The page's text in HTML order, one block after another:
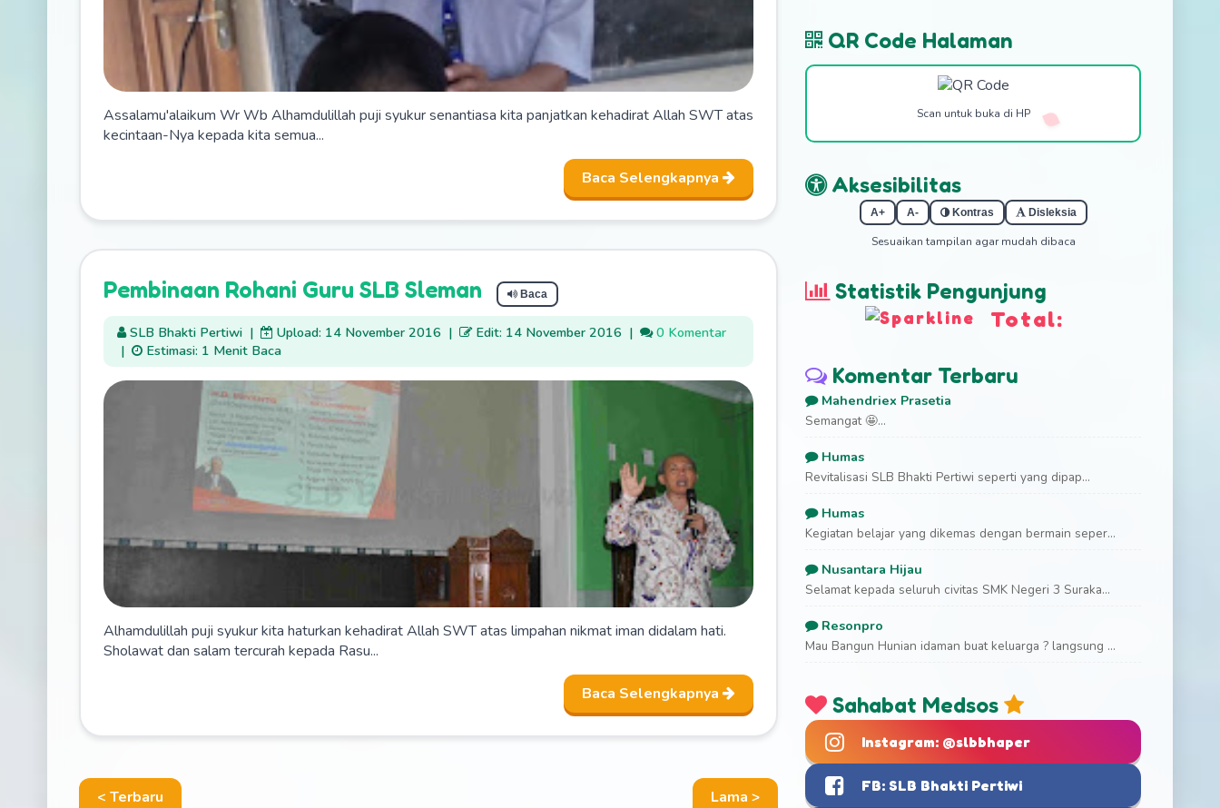
Assalamu'alaikum Wr Wb Alhamdulillah puji syukur senantiasa kita panjatkan kehadirat Allah SWT atas
kecintaan-Nya kepada kita semua...
Baca Selengkapnya
Pembinaan Rohani Guru SLB Sleman Baca
SLB Bhakti Pertiwi | Upload: 14 November 2016 | Edit: 14 November 2016 |
0 Komentar
|
Estimasi: 1 Menit Baca
Alhamdulillah puji syukur kita haturkan kehadirat Allah SWT atas limpahan nikmat iman didalam hati.
Sholawat dan salam tercurah kepada Rasu...
Baca Selengkapnya
< Terbaru Lama >
QR Code Halaman
Scan untuk buka di HP
Aksesibilitas
A+ A- Kontras Disleksia
Sesuaikan tampilan agar mudah dibaca
Statistik Pengunjung
Total:
Komentar Terbaru
Mahendriex Prasetia
Semangat 🤩...
Humas
Revitalisasi SLB Bhakti Pertiwi seperti yang dipap...
Humas
Kegiatan belajar yang dikemas dengan bermain seper...
Nusantara Hijau
Selamat kepada seluruh civitas SMK Negeri 3 Suraka...
Resonpro
Mau Bangun Hunian idaman buat keluarga ? langsung ...
Sahabat Medsos
Instagram: @slbbhaper
FB: SLB Bhakti Pertiwi